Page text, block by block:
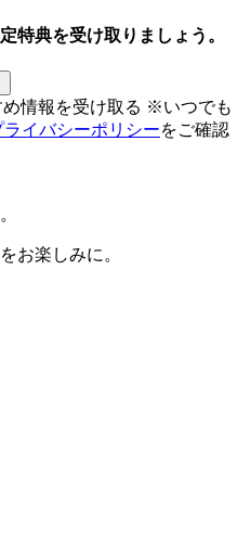
特典を受け取りましょう。
め情報を受け取る ※いつでも
ライバシーポリシーをご確認
お楽しみに。